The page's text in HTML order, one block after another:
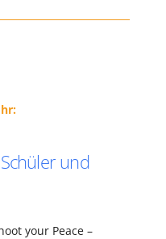
und
your Peace –